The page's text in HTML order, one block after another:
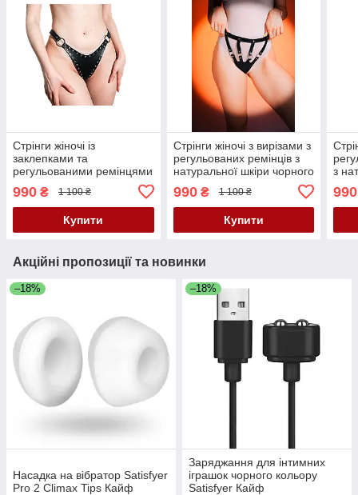
Стрінги жіночі із
заклепками та
регульованими ремінцями
чорного кольору Scappa
розміри S M L XL Кайф
990 ₴ 1 100 ₴
Купити
Стрінги жіночі з вирізами з
регульованих ремінців з
натуральної шкіри чорного
кольору Scappa розміри S
M L XL Кайф
990₴ 1 100 ₴
Купити
з
990
Акційні пропозиції та новинки
–18%
Насадка на вібратор Satisfyer
Pro 2 Climax Tips Кайф
–18%
Заряджання для інтимних
іграшок чорного кольору
Satisfyer Кайф